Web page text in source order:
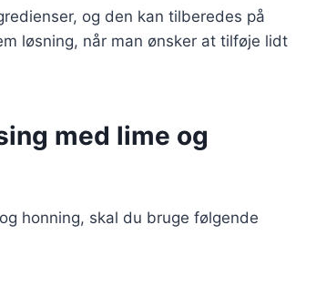
og den kan tilberedes på
løsning, når man ønsker at tilføje lidt
med lime og
honning, skal du bruge følgende